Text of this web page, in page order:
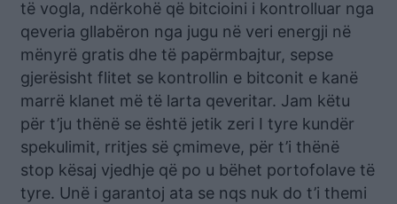
të vogla, ndërkohë që bitcioini i kontrolluar nga
qeveria gllabëron nga jugu në veri energji në
mënyrë gratis dhe të papërmbajtur, sepse
gjerësisht flitet se kontrollin e bitconit e kanë
marrë klanet më të larta qeveritar. Jam këtu
për t’ju thënë se është jetik zeri I tyre kundër
spekulimit, rritjes së çmimeve, për t’i thënë
stop kësaj vjedhje që po u bëhet portofolave të
tyre. Unë i garantoj ata se nqs nuk do t’i themi